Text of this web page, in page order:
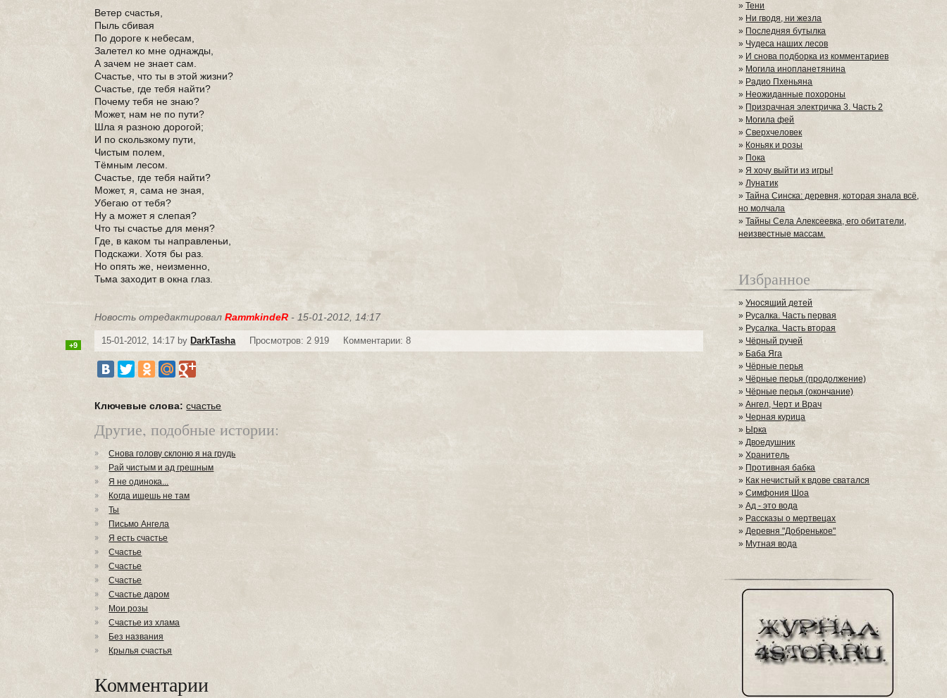
Ветер счастья,
Пыль сбивая
По дороге к небесам,
Залетел ко мне однажды,
А зачем не знает сам.
Счастье, что ты в этой жизни?
Счастье, где тебя найти?
Почему тебя не знаю?
Может, нам не по пути?
Шла я разною дорогой;
И по скользкому пути,
Чистым полем,
Тёмным лесом.
Счастье, где тебя найти?
Может, я, сама не зная,
Убегаю от тебя?
Ну а может я слепая?
Что ты счастье для меня?
Где, в каком ты направленьи,
Подскажи. Хотя бы раз.
Но опять же, неизменно,
Тьма заходит в окна глаз.
Новость отредактировалRammkindeR - 15-01-2012, 14:17
15-01-2012, 14:17 by DarkTasha Просмотров: 2 919 Комментарии: 8
+9
Ключевые слова: счастье
Другие, подобные истории:
Снова голову склоню я на грудь
Рай чистым и ад грешным
Я не одинока...
Когда ищешь не там
Ты
Письмо Ангела
Я есть счастье
Счастье
Счастье
Счастье
Счастье даром
Мои розы
Счастье из хлама
Без названия
Крылья счастья
Комментарии
»Тени
» Ни гводя, ни жезла
» Последняя бутылка
» Чудеса наших лесов
» И снова подборка из комментариев
» Могила инопланетянина
» Радио Пхеньяна
» Неожиданные похороны
» Призрачная электричка 3. Часть 2
» Могила фей
»Сверхчеловек
» Коньяк и розы
» Пока
»Я хочу выйти из игры!
»Лунатик
»Тайна Синска: деревня, которая знала всё,
но молчала
»Тайны Села Алексеевка, его обитатели,
неизвестные массам.
Избранное
»Уносящий детей
» Русалка. Часть первая
» Русалка. Часть вторая
» Чёрный ручей
» Баба Яга
»Чёрные перья
» Чёрные перья (продолжение)
» Чёрные перья (окончание)
»Ангел, Черт и Врач
» Черная курица
» Ырка
»Двоедушник
»Хранитель
» Противная бабка
» Как нечистый к вдове сватался
»Симфония Шоа
»Ад - это вода
» Рассказы о мертвецах
»Деревня "Добренькое"
» Мутная вода